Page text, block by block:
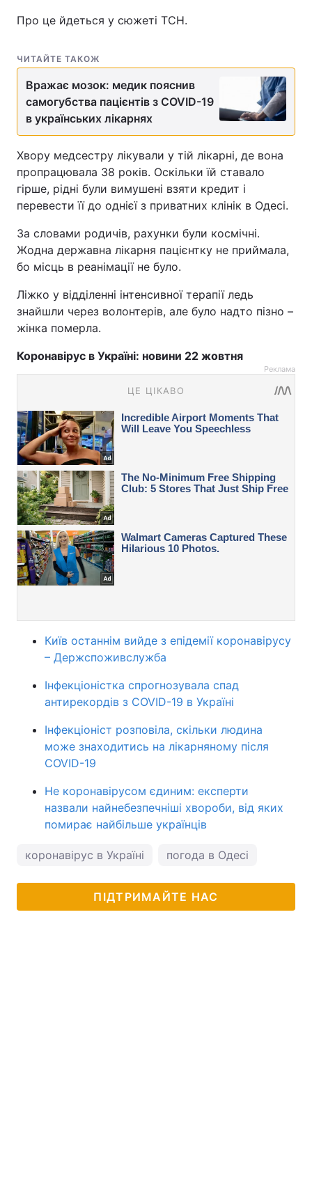
Про це йдеться у сюжеті ТСН.
ЧИТАЙТЕ ТАКОЖ
Вражає мозок: медик пояснив
самогубства пацієнтів з COVID-19
в українських лікарнях
Хвору медсестру лікували у тій лікарні, де вона
пропрацювала 38 років. Оскільки їй ставало
гірше, рідні були вимушені взяти кредит і
перевести її до однієї з приватних клінік в Одесі.
За словами родичів, рахунки були космічні.
Жодна державна лікарня пацієнтку не приймала,
бо місць в реанімації не було.
Ліжко у відділенні інтенсивної терапії ледь
знайшли через волонтерів, але було надто пізно –
жінка померла.
Коронавірус в Україні: новини 22 жовтня
Реклама
Київ останнім вийде з епідемії коронавірусу
– Держспоживслужба
Інфекціоністка спрогнозувала спад
антирекордів з COVID-19 в Україні
Інфекціоніст розповіла, скільки людина
може знаходитись на лікарняному після
COVID-19
Не коронавірусом єдиним: експерти
назвали найнебезпечніші хвороби, від яких
помирає найбільше українців
коронавірус в Україні погода в Одесі
ПІДТРИМАЙТЕ НАС